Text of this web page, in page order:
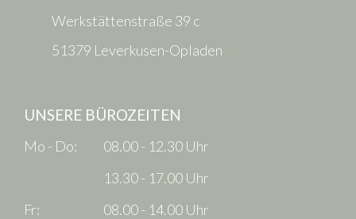
Werkstättenstraße 39 c
51379 Leverkusen-Opladen
UNSERE BÜROZEITEN
Mo - Do:
08.00 - 12.30 Uhr
13.30 - 17.00 Uhr
Fr:
08.00 - 14.00 Uhr